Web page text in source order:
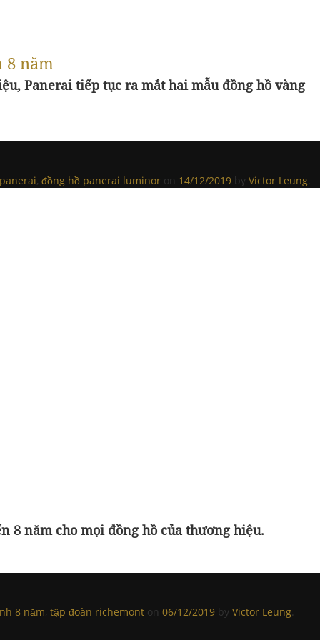
năm
Panerai tiếp tục ra mắt hai mẫu đồng hồ vàng
, đồng hồ panerai luminor on 14/12/2019 by Victor Leung.
8 năm cho mọi đồng hồ của thương hiệu.
8 năm, tập đoàn richemont on 06/12/2019 by Victor Leung.